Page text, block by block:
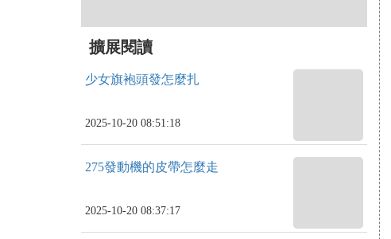
擴展閱讀
少女旗袍頭發怎麼扎
2025-10-20 08:51:18
275發動機的皮帶怎麼走
2025-10-20 08:37:17